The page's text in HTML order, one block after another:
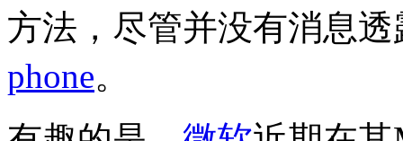
方法，尽管并没有消息
phone。